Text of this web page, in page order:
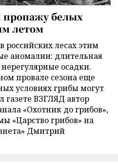
пропажу белых
летом
российских лесах этим
аномалии: длительная
осадки.
провале сезона еще
условиях грибы могут
газете ВЗГЛЯД автор
«Охотник до грибов»,
«Царство грибов» на
Дмитрий